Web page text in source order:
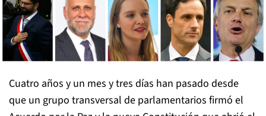
Cuatro años y un mes y tres días han pasado desde
que un grupo transversal de parlamentarios firmó el